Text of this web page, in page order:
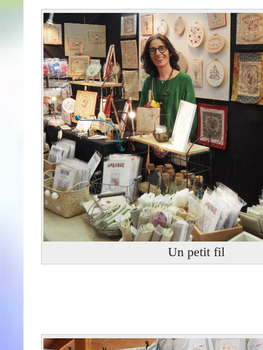
Un petit fil